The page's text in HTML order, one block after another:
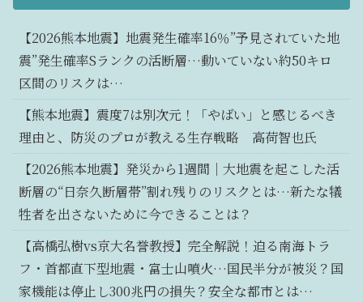
【2026熊本地震】地震発生確率16％”予見されていた地
震”発生確率Sランクの活断層…動いていない約50キロ
区間のリスクは…
【熊本地震】震度7は別次元！「やばい」と感じるべき
理由と、防災のプロが教える生存戦略 高荷智也氏
【2026熊本地震】発災から1週間｜大地震を起こした活
断層の“日奈久断層帯”割れ残りのリスクとは…新たな犠
牲者を出さないために今できることは？
【高橋弘樹vs京大名誉教授】完全解説！迫る南海トラ
フ・首都直下型地震・富士山噴火…国民半分が被災？国
家機能は停止し300兆円の損失？安全な都市とは…